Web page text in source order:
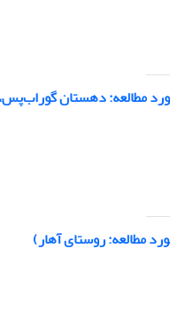
مطالعه: دهستان
مطالعه: روستای آهار)